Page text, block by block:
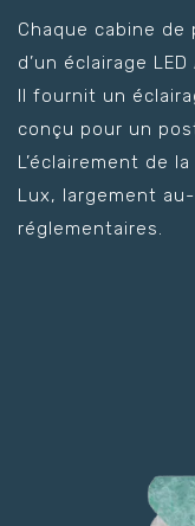
Chaque cabine
d’un éclairage LED
Il fournit un
conçu pour un
L’éclairement de
Lux, largement
réglementaires.